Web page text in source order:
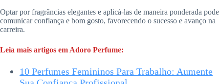
Optar por fragrâncias elegantes e aplicá-las de maneira ponderada pode
comunicar confiança e bom gosto, favorecendo o sucesso e avanço na
carreira.
Leia mais artigos em Adoro Perfume:
10 Perfumes Femininos Para Trabalho: Aumente